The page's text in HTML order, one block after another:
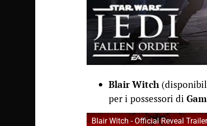
Blair Witch
per i possessori di
Blair Witch - Official Reveal